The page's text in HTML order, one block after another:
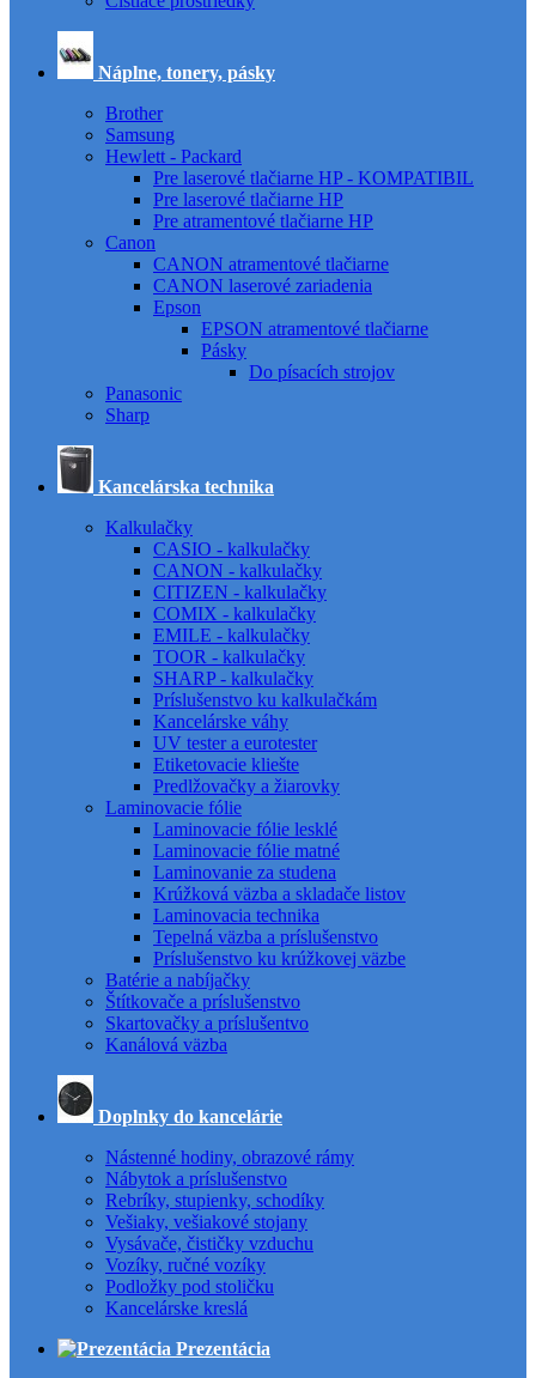
Náplne, tonery, pásky
Brother
Samsung
Hewlett - Packard
Pre laserové tlačiarne HP - KOMPATIBIL
Pre laserové tlačiarne HP
Pre atramentové tlačiarne HP
Canon
CANON atramentové tlačiarne
CANON laserové zariadenia
Epson
EPSON atramentové tlačiarne
Pásky
Do písacích strojov
Panasonic
Sharp
Kancelárska technika
Kalkulačky
CASIO - kalkulačky
CANON - kalkulačky
CITIZEN - kalkulačky
COMIX - kalkulačky
EMILE - kalkulačky
TOOR - kalkulačky
SHARP - kalkulačky
Príslušenstvo ku kalkulačkám
Kancelárske váhy
UV tester a eurotester
Etiketovacie kliešte
Predlžovačky a žiarovky
Laminovacie fólie
Laminovacie fólie lesklé
Laminovacie fólie matné
Laminovanie za studena
Krúžková väzba a skladače listov
Laminovacia technika
Tepelná väzba a príslušenstvo
Príslušenstvo ku krúžkovej väzbe
Batérie a nabíjačky
Štítkovače a príslušenstvo
Skartovačky a príslušentvo
Kanálová väzba
Doplnky do kancelárie
Nástenné hodiny, obrazové rámy
Nábytok a príslušenstvo
Rebríky, stupienky, schodíky
Vešiaky, vešiakové stojany
Vysávače, čističky vzduchu
Vozíky, ručné vozíky
Podložky pod stoličku
Kancelárske kreslá
Prezentácia